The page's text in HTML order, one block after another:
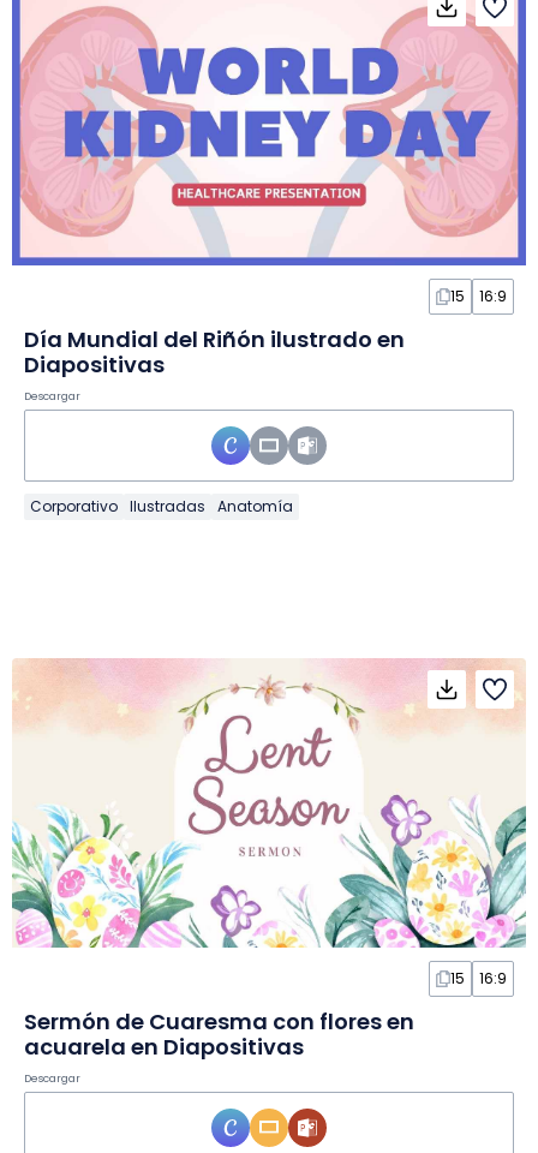
15 16:9
Día Mundial del Riñón ilustrado en
Diapositivas
Descargar
Corporativo Ilustradas Anatomía
15 16:9
Sermón de Cuaresma con flores en
acuarela en Diapositivas
Descargar